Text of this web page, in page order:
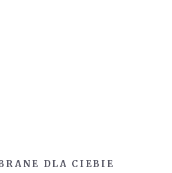
DLA CIEBIE